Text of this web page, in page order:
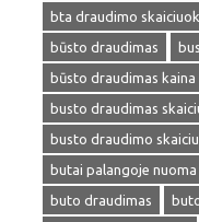
bta draudimo
būsto draudimas
būsto draudimas kaina
busto draudimas
busto draudimo
butai palangoje nuoma
buto draudimas